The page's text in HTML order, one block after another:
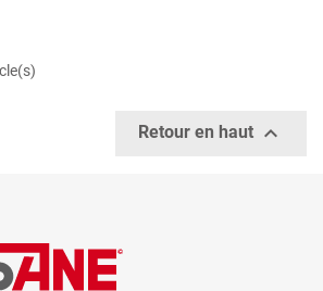
Retour en haut 